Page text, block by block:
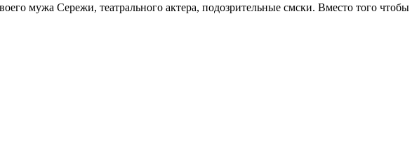
мужа Сережи, театрального актера, подозрительные смски. Вместо того